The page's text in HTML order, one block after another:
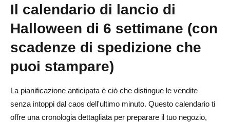
Il calendario di lancio di
Halloween di 6 settimane (con
scadenze di spedizione che
puoi stampare)
La pianificazione anticipata è ciò che distingue le vendite
senza intoppi dal caos dell'ultimo minuto. Questo calendario ti
offre una cronologia dettagliata per preparare il tuo negozio,